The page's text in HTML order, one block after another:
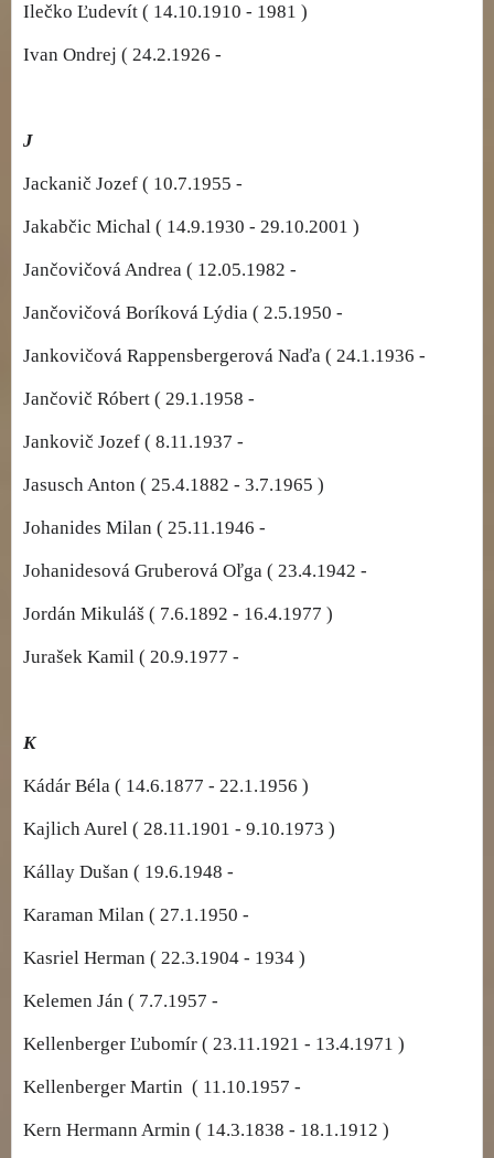
Ilečko Ľudevít ( 14.10.1910 - 1981 )
Ivan Ondrej ( 24.2.1926 -
J
Jackanič Jozef ( 10.7.1955 -
Jakabčic Michal ( 14.9.1930 - 29.10.2001 )
Jančovičová Andrea ( 12.05.1982 -
Jančovičová Boríková Lýdia ( 2.5.1950 -
Jankovičová Rappensbergerová Naďa ( 24.1.1936 -
Jančovič Róbert ( 29.1.1958 -
Jankovič Jozef ( 8.11.1937 -
Jasusch Anton ( 25.4.1882 - 3.7.1965 )
Johanides Milan ( 25.11.1946 -
Johanidesová Gruberová Oľga ( 23.4.1942 -
Jordán Mikuláš ( 7.6.1892 - 16.4.1977 )
Jurašek Kamil ( 20.9.1977 -
K
Kádár Béla ( 14.6.1877 - 22.1.1956 )
Kajlich Aurel ( 28.11.1901 - 9.10.1973 )
Kállay Dušan ( 19.6.1948 -
Karaman Milan ( 27.1.1950 -
Kasriel Herman ( 22.3.1904 - 1934 )
Kelemen Ján ( 7.7.1957 -
Kellenberger Ľubomír ( 23.11.1921 - 13.4.1971 )
Kellenberger Martin ( 11.10.1957 -
Kern Hermann Armin ( 14.3.1838 - 18.1.1912 )